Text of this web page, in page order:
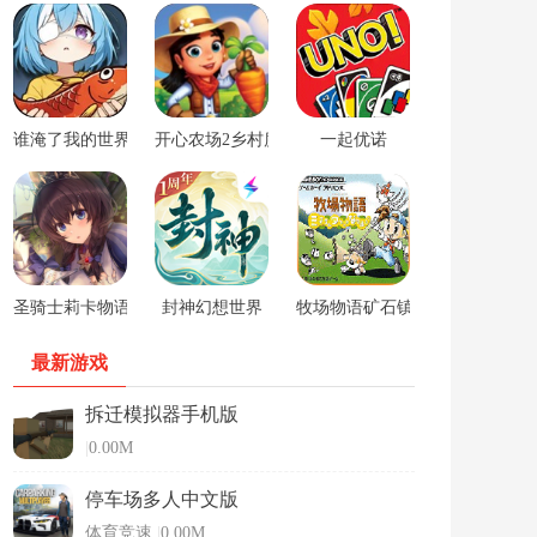
谁淹了我的世界游戏开心农场2乡村度假中文版一起优诺
圣骑士莉卡物语安卓手游封神幻想世界 牧场物语矿石镇的伙伴们男孩版
最新游戏
拆迁模拟器手机版
0.00M
停车场多人中文版
体育竞速 0.00M